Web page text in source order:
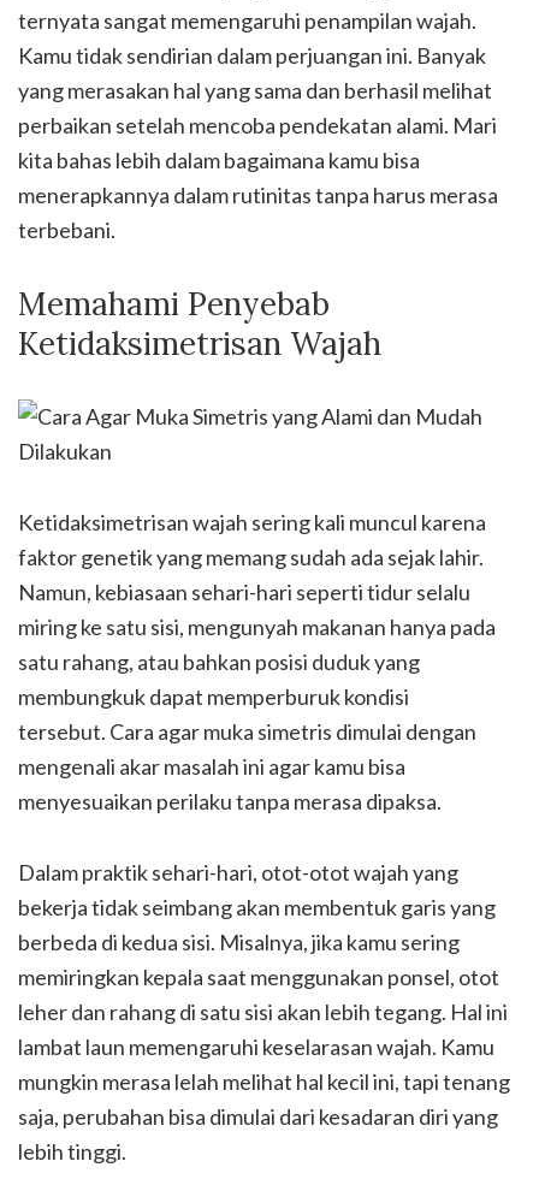
ternyata sangat memengaruhi penampilan wajah.
Kamu tidak sendirian dalam perjuangan ini. Banyak
yang merasakan hal yang sama dan berhasil melihat
perbaikan setelah mencoba pendekatan alami. Mari
kita bahas lebih dalam bagaimana kamu bisa
menerapkannya dalam rutinitas tanpa harus merasa
terbebani.
Memahami Penyebab
Ketidaksimetrisan Wajah
Ketidaksimetrisan wajah sering kali muncul karena
faktor genetik yang memang sudah ada sejak lahir.
Namun, kebiasaan sehari-hari seperti tidur selalu
miring ke satu sisi, mengunyah makanan hanya pada
satu rahang, atau bahkan posisi duduk yang
membungkuk dapat memperburuk kondisi
tersebut. Cara agar muka simetris dimulai dengan
mengenali akar masalah ini agar kamu bisa
menyesuaikan perilaku tanpa merasa dipaksa.
Dalam praktik sehari-hari, otot-otot wajah yang
bekerja tidak seimbang akan membentuk garis yang
berbeda di kedua sisi. Misalnya, jika kamu sering
memiringkan kepala saat menggunakan ponsel, otot
leher dan rahang di satu sisi akan lebih tegang. Hal ini
lambat laun memengaruhi keselarasan wajah. Kamu
mungkin merasa lelah melihat hal kecil ini, tapi tenang
saja, perubahan bisa dimulai dari kesadaran diri yang
lebih tinggi.